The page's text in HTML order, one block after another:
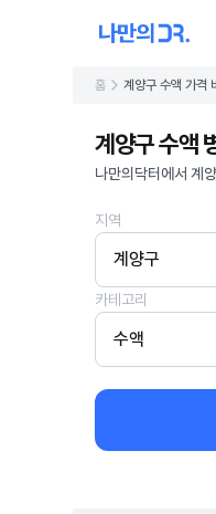
홈 계양구 수액 가격
계양구 수액
나만의닥터에서 계
지역
계양구
카테고리
수액